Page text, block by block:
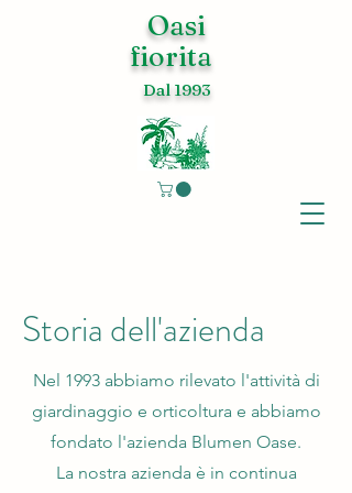
Oasi
fiorita
Dal 1993
Storiadell'azienda
Nel 1993 abbiamo rilevato l'attività di
giardinaggio e orticoltura e abbiamo
fondato l'azienda Blumen Oase.
La nostra azienda è in continua